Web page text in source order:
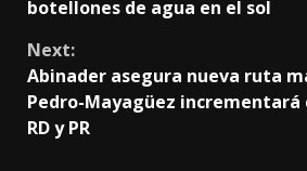
botellones de agua en el sol
Next:
Abinader asegura nueva ruta
Pedro-Mayagüez
RD y PR